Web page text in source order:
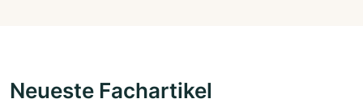
Neueste Fachartikel